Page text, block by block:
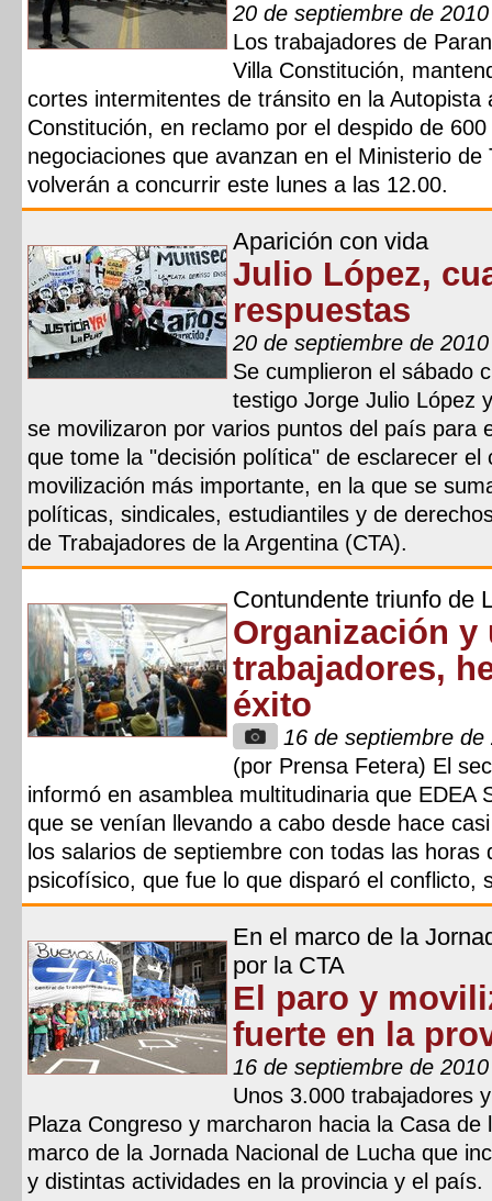
20 de septiembre de 2010
Los trabajadores de
Villa Constitución,
cortes intermitentes de tránsito en la Autopista
Constitución, en reclamo por el despido de
negociaciones que avanzan en el Ministerio
volverán a concurrir este lunes a las 12.00.
Aparición con vida
Julio López,
respuestas
20 de septiembre de 2010
Se cumplieron el sábado
testigo Jorge Julio López
se movilizaron por varios puntos del país para
que tome la "decisión política" de esclarecer
movilización más importante, en la que se
políticas, sindicales, estudiantiles y de
de Trabajadores de la Argentina (CTA).
Contundente triunfo de
Organización y
trabajadores,
éxito
16 de septiembre de
(por Prensa Fetera) El
informó en asamblea multitudinaria que EDEA
que se venían llevando a cabo desde hace
los salarios de septiembre con todas las
psicofísico, que fue lo que disparó el conflicto,
En el marco de la
por la CTA
El paro y
fuerte en la
16 de septiembre de 2010
Unos 3.000 trabajadores
Plaza Congreso y marcharon hacia la Casa
marco de la Jornada Nacional de Lucha que
y distintas actividades en la provincia y el país.